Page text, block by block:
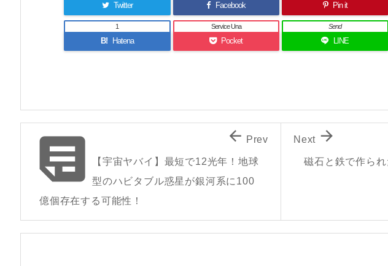
Twitter Facebook Pin it
B! Hatena
1
Pocket
Service Una
LINE
Send
磁石と鉄で作ら

Next

【宇宙ヤバイ】最短で12光年！地球
型のハビタブル惑星が銀河系に100
億個存在する可能性！
 Prev